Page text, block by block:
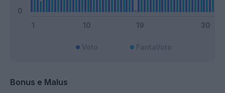
Bonus e Malus